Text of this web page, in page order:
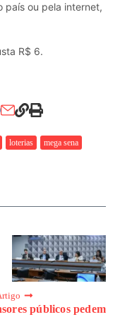
país ou pela internet,
R$ 6.
loterias
mega sena
públicos pedem